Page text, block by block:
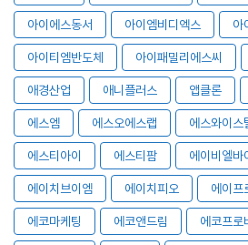
아이에스동서 아이엠비디엑스 아
아이티엠반도체 아이패밀리에스씨
애경산업 애니플러스 앱클론
에스엠 에스오에스랩 에스와이스
에스티아이 에스티팜 에이비엘바
에이치브이엠 에이치피오 에이프
에코마케팅 에코앤드림 에코프로